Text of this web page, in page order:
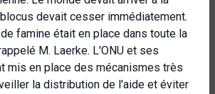
devait cesser immédiatement.
famine était en place dans toute la
M. Laerke. L'ONU et ses
mis en place des mécanismes très
la distribution de l'aide et éviter